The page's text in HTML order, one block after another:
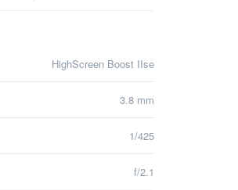
HighScreen Boost IIse
3.8 mm
1/425
f/2.1